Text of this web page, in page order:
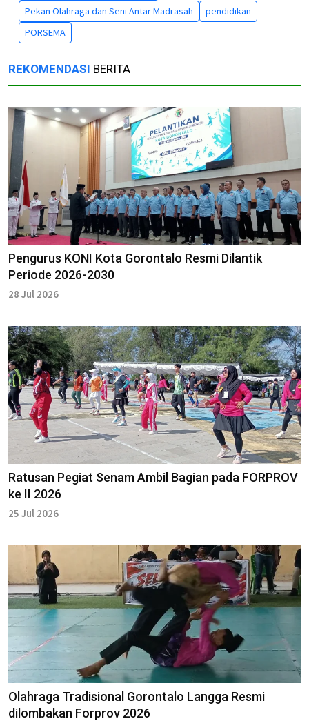
Pekan Olahraga dan Seni Antar Madrasah
pendidikan
PORSEMA
REKOMENDASI BERITA
Pengurus KONI Kota Gorontalo Resmi Dilantik
Periode 2026-2030
28 Jul 2026
Ratusan Pegiat Senam Ambil Bagian pada FORPROV
ke II 2026
25 Jul 2026
Olahraga Tradisional Gorontalo Langga Resmi
dilombakan Forprov 2026